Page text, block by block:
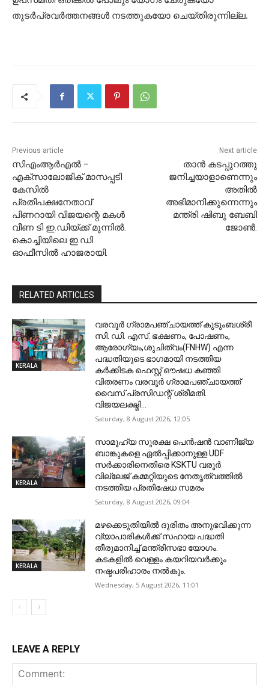
തുടര്‍പ്രവര്‍ത്തനങ്ങള്‍ നടത്തുകയോ ചെയ്തിരുന്നില്ല.
Previous article
സിഎംആര്‍എല്‍ –
എക്‌സാലോജിക് മാസപ്പടി
കേസില്‍
പ്രതിപക്ഷനേതാവ്
പിണറായി വിജയന്റെ മകള്‍
വീണ ടി ഇ.ഡിയ്ക്ക് മുന്നില്‍.
കൊച്ചിയിലെ ഇ.ഡി
ഓഫീസില്‍ ഹാജരായി.
Next article
താൻ കടപ്പുറത്തു
ജനിച്ചയാളാണെന്നും
അതിൽ
അഭിമാനിക്കുന്നെന്നും
മന്ത്രി ഷിബു ബേബി
ജോൺ.
RELATED ARTICLES
KERALA
വരവൂർ ഗ്രാമപഞ്ചായത്ത് കുടുംബശ്രീ
സി. ഡി. എസ്. ഭക്ഷണം, പോഷണം,
ആരോഗ്യം,ശുചിത്വം(FNHW) എന്ന
പദ്ധതിയുടെ ഭാഗമായി നടത്തിയ
കർക്കിടക ഫെസ്റ്റ് ഔഷധ കഞ്ഞി
വിതരണം വരവൂർ ഗ്രാമപഞ്ചായത്ത്
വൈസ് പ്രസിഡന്റ്‌ ശ്രീമതി.
വിജയലക്ഷ്മി...
Saturday, 8 August 2026, 12:05
KERALA
സാമൂഹ്യ സുരക്ഷ പെൻഷൻ വാണിജ്യ
ബാങ്കുകളെ ഏൽപ്പിക്കാനുള്ള UDF
സർക്കാരിനെതിരെ KSKTU വരൂർ
വില്ലേജ് കമ്മറ്റിയുടെ നേതൃത്വത്തിൽ
നടത്തിയ പ്രതിഷേധ സമരം
Saturday, 8 August 2026, 09:04
KERALA
മഴക്കെടുതിയിൽ ദുരിതം അനുഭവിക്കുന്ന
വ്യാപാരികൾക്ക് സഹായ പദ്ധതി
തീരുമാനിച്ച് മന്ത്രിസഭാ യോഗം.
കടകളിൽ വെള്ളം കയറിയവർക്കും
നഷ്ടപരിഹാരം നൽകും.
Wednesday, 5 August 2026, 11:01
LEAVE A REPLY